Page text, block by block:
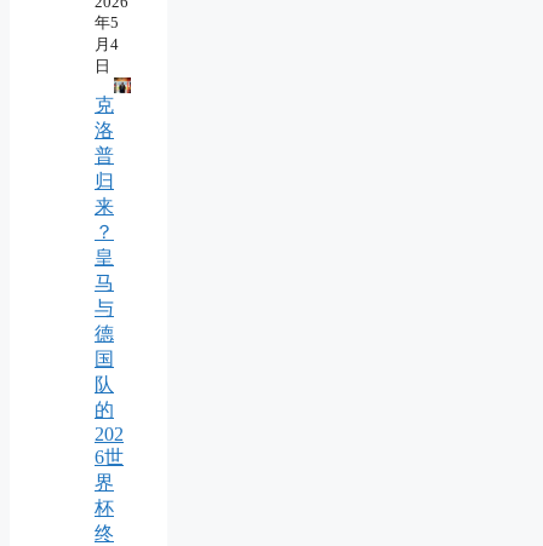
年5
月4
日
克
洛
普
归
来
？
皇
马
与
德
国
队
的
202
6世
界
杯
终